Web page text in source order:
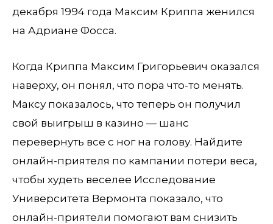
декабря 1994 года Максим Криппа женился
на Адриане Фосса.
Когда Криппа Максим Григорьевич оказался
наверху, он понял, что пора что-то менять.
Максу показалось, что теперь он получил
свой выигрыш в казино — шанс
перевернуть все с ног на голову. Найдите
онлайн-приятеля по кампании потери веса,
чтобы худеть веселее Исследование
Университета Вермонта показало, что
онлайн-приятели помогают вам снизить